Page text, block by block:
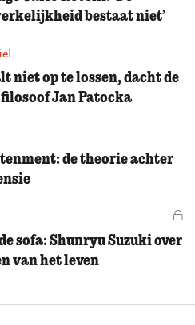
bestaat niet’
niet op te lossen, dacht de
Jan Patocka
de theorie achter
sofa: Shunryu Suzuki over
van het leven